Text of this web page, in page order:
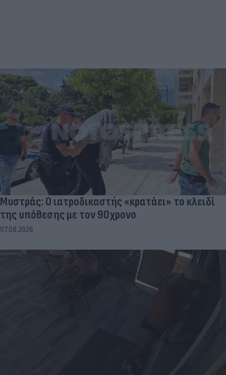
Μυστράς: Ο ιατροδικαστής «κρατάει» το κλειδί
της υπόθεσης με τον 90χρονο
07.08.2026